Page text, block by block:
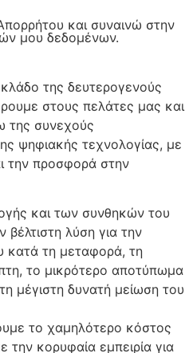
και συναινώ στην
μου δεδομένων.
της δευτερογενούς
στους πελάτες μας και
της συνεχούς
ψηφιακής τεχνολογίας, με
την προσφορά στην
και των συνθηκών του
λύση για την
κατά τη μεταφορά, τη
το μικρότερο αποτύπωμα
μέγιστη δυνατή μείωση του
το χαμηλότερο κόστος
κορυφαία εμπειρία για